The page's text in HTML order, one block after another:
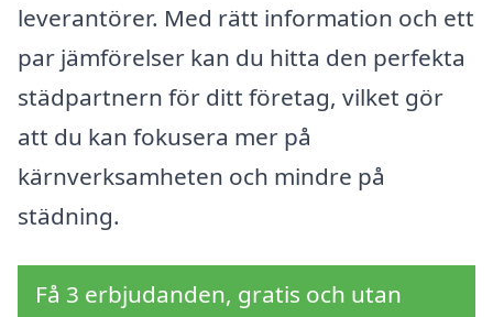
leverantörer. Med rätt information och ett
par jämförelser kan du hitta den perfekta
städpartnern för ditt företag, vilket gör
att du kan fokusera mer på
kärnverksamheten och mindre på
städning.
Få 3 erbjudanden, gratis och utan